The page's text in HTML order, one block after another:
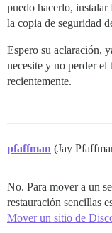
puedo hacerlo,
la copia de seguridad
Espero su aclaración,
necesite y no perder el
recientemente.
pfaffman (Jay
No. Para mover a un
restauración sencillas
Mover un sitio de